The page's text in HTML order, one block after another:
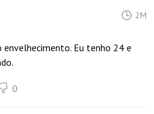
2M
envelhecimento. Eu tenho 24 e
0